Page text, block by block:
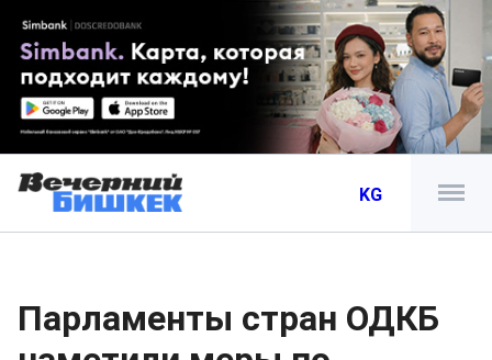
KG
Парламенты стран ОДКБ